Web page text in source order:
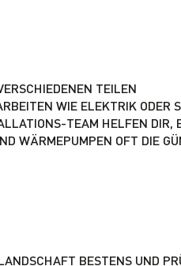
TEILEN
WIE ELEKTRIK ODER
TEAM HELFEN DIR,
WÄRMEPUMPEN OFT DIE
BESTENS UND